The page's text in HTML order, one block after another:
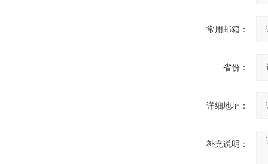
常用邮箱：
省份：
详细地址：
补充说明：